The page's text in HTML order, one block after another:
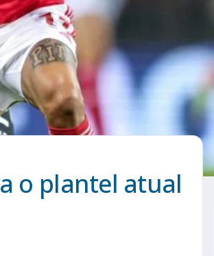
o plantel atual